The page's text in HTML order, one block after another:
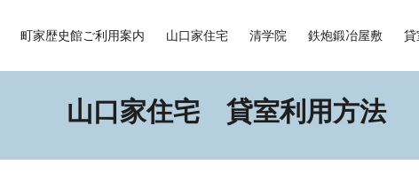
町家歴史館ご利用案内 山口家住宅 清学院 鉄炮鍛冶屋敷 貸
山口家住宅 貸室利用方法